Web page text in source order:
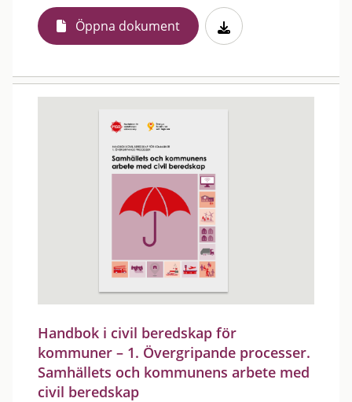
Öppna dokument
Handbok i civil beredskap för
kommuner – 1. Övergripande processer.
Samhällets och kommunens arbete med
civil beredskap